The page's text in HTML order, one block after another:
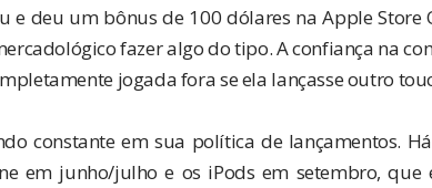
e deu um bônus de 100 dólares na Apple Store
fazer algo do tipo. A confiança na
jogada fora se ela lançasse outro
constante em sua política de lançamentos.
em junho/julho e os iPods em setembro, que